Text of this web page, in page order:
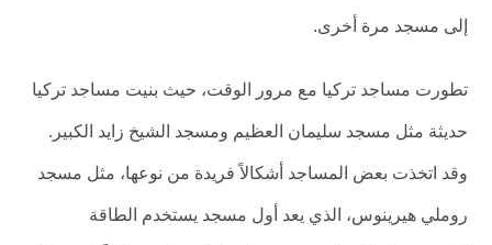
إلى مسجد مرة أخرى.
تطورت مساجد تركيا مع مرور الوقت، حيث بنيت مساجد تركيا
حديثة مثل مسجد سليمان العظيم ومسجد الشيخ زايد الكبير.
وقد اتخذت بعض المساجد أشكالاً فريدة من نوعها، مثل مسجد
روملي هيرينوس، الذي يعد أول مسجد يستخدم الطاقة